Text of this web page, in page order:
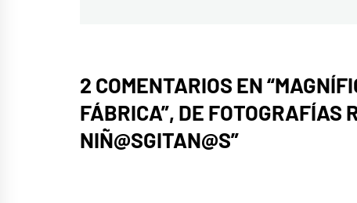
2 COMENTARIOS EN “
FÁBRICA”, DE FOTOGRAFÍAS
NIÑ@SGITAN@S”